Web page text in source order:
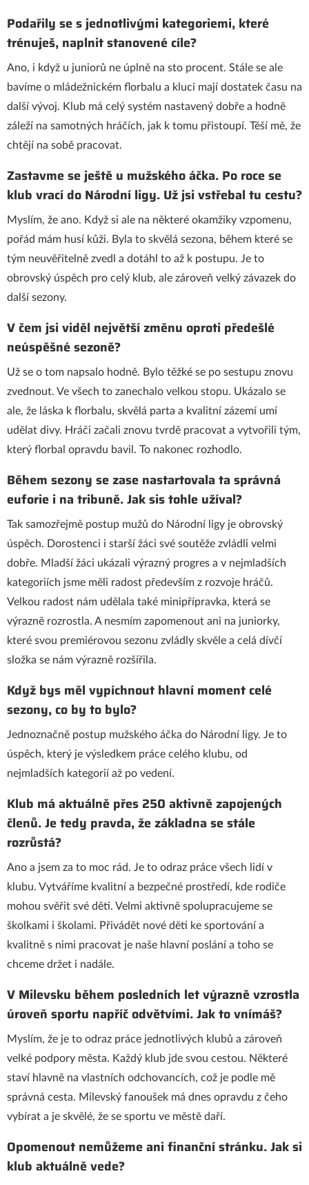
Podařily se s jednotlivými kategoriemi, které
trénuješ, naplnit stanovené cíle?
Ano, i když u juniorů ne úplně na sto procent. Stále se ale
bavíme o mládežnickém florbalu a kluci mají dostatek času na
další vývoj. Klub má celý systém nastavený dobře a hodně
záleží na samotných hráčích, jak k tomu přistoupí. Těší mě, že
chtějí na sobě pracovat.
Zastavme se ještě u mužského áčka. Po roce se
klub vrací do Národní ligy. Už jsi vstřebal tu cestu?
Myslím, že ano. Když si ale na některé okamžiky vzpomenu,
pořád mám husí kůži. Byla to skvělá sezona, během které se
tým neuvěřitelně zvedl a dotáhl to až k postupu. Je to
obrovský úspěch pro celý klub, ale zároveň velký závazek do
další sezony.
V čem jsi viděl největší změnu oproti předešlé
neúspěšné sezoně?
Už se o tom napsalo hodně. Bylo těžké se po sestupu znovu
zvednout. Ve všech to zanechalo velkou stopu. Ukázalo se
ale, že láska k florbalu, skvělá parta a kvalitní zázemí umí
udělat divy. Hráči začali znovu tvrdě pracovat a vytvořili tým,
který florbal opravdu bavil. To nakonec rozhodlo.
Během sezony se zase nastartovala ta správná
euforie i na tribuně. Jak sis tohle užíval?
Tak samozřejmě postup mužů do Národní ligy je obrovský
úspěch. Dorostenci i starší žáci své soutěže zvládli velmi
dobře. Mladší žáci ukázali výrazný progres a v nejmladších
kategoriích jsme měli radost především z rozvoje hráčů.
Velkou radost nám udělala také minipřípravka, která se
výrazně rozrostla. A nesmím zapomenout ani na juniorky,
které svou premiérovou sezonu zvládly skvěle a celá dívčí
složka se nám výrazně rozšířila.
Když bys měl vypíchnout hlavní moment celé
sezony, co by to bylo?
Jednoznačně postup mužského áčka do Národní ligy. Je to
úspěch, který je výsledkem práce celého klubu, od
nejmladších kategorií až po vedení.
Klub má aktuálně přes 250 aktivně zapojených
členů. Je tedy pravda, že základna se stále
rozrůstá?
Ano a jsem za to moc rád. Je to odraz práce všech lidí v
klubu. Vytváříme kvalitní a bezpečné prostředí, kde rodiče
mohou svěřit své děti. Velmi aktivně spolupracujeme se
školkami i školami. Přivádět nové děti ke sportování a
kvalitně s nimi pracovat je naše hlavní poslání a toho se
chceme držet i nadále.
V Milevsku během posledních let výrazně vzrostla
úroveň sportu napříč odvětvími. Jak to vnímáš?
Myslím, že je to odraz práce jednotlivých klubů a zároveň
velké podpory města. Každý klub jde svou cestou. Některé
staví hlavně na vlastních odchovancích, což je podle mě
správná cesta. Milevský fanoušek má dnes opravdu z čeho
vybírat a je skvělé, že se sportu ve městě daří.
Opomenout nemůžeme ani finanční stránku. Jak si
klub aktuálně vede?